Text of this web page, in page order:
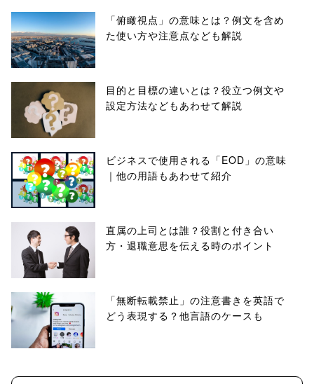
「俯瞰視点」の意味とは？例文を含め
た使い方や注意点なども解説
目的と目標の違いとは？役立つ例文や
設定方法などもあわせて解説
ビジネスで使用される「EOD」の意味
｜他の用語もあわせて紹介
直属の上司とは誰？役割と付き合い
方・退職意思を伝える時のポイント
「無断転載禁止」の注意書きを英語で
どう表現する？他言語のケースも